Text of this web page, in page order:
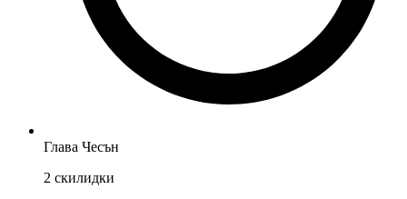
Глава Чесън
2 скилидки